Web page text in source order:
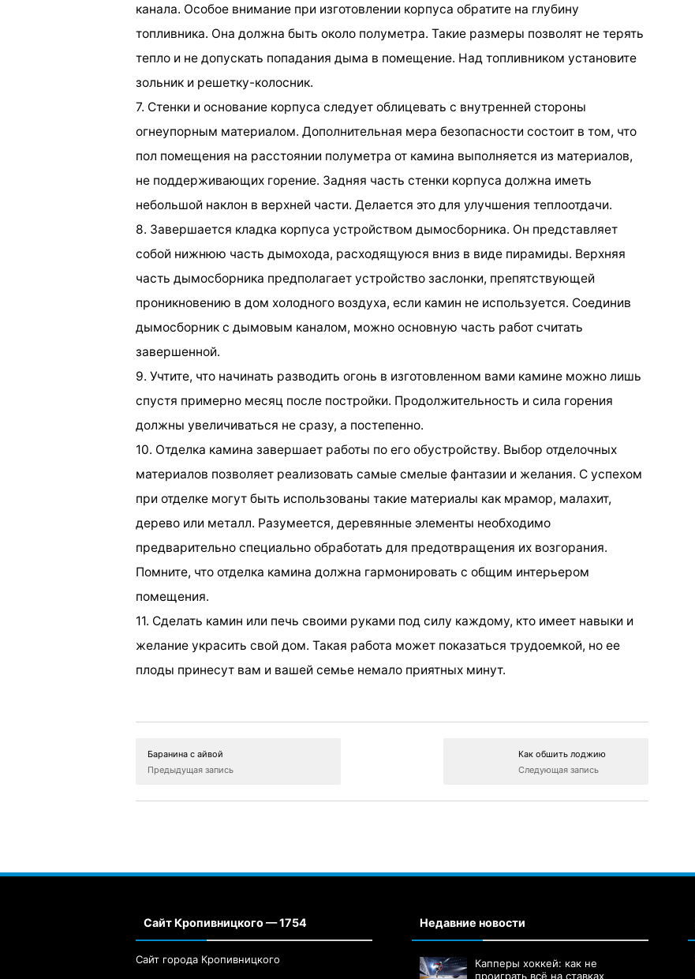
канала. Особое внимание при изготовлении корпуса обратите на глубину
топливника. Она должна быть около полуметра. Такие размеры позволят не терять
тепло и не допускать попадания дыма в помещение. Над топливником установите
зольник и решетку-колосник.
7. Стенки и основание корпуса следует облицевать с внутренней стороны
огнеупорным материалом. Дополнительная мера безопасности состоит в том, что
пол помещения на расстоянии полуметра от камина выполняется из материалов,
не поддерживающих горение. Задняя часть стенки корпуса должна иметь
небольшой наклон в верхней части. Делается это для улучшения теплоотдачи.
8. Завершается кладка корпуса устройством дымосборника. Он представляет
собой нижнюю часть дымохода, расходящуюся вниз в виде пирамиды. Верхняя
часть дымосборника предполагает устройство заслонки, препятствующей
проникновению в дом холодного воздуха, если камин не используется. Соединив
дымосборник с дымовым каналом, можно основную часть работ считать
завершенной.
9. Учтите, что начинать разводить огонь в изготовленном вами камине можно лишь
спустя примерно месяц после постройки. Продолжительность и сила горения
должны увеличиваться не сразу, а постепенно.
10. Отделка камина завершает работы по его обустройству. Выбор отделочных
материалов позволяет реализовать самые смелые фантазии и желания. С успехом
при отделке могут быть использованы такие материалы как мрамор, малахит,
дерево или металл. Разумеется, деревянные элементы необходимо
предварительно специально обработать для предотвращения их возгорания.
Помните, что отделка камина должна гармонировать с общим интерьером
помещения.
11. Сделать камин или печь своими руками под силу каждому, кто имеет навыки и
желание украсить свой дом. Такая работа может показаться трудоемкой, но ее
плоды принесут вам и вашей семье немало приятных минут.
Баранина с айвой
Предыдущая запись
Как обшить лоджию
Следующая запись
Сайт Кропивницкого — 1754
Сайт города Кропивницкого
Недавние новости
Капперы хоккей: как не
проиграть всё на ставках